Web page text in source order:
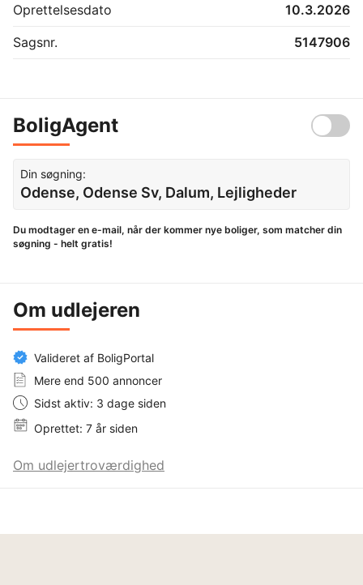
Oprettelsesdato
10.3.2026
Sagsnr.
5147906
BoligAgent
Din søgning:
Odense, Odense Sv, Dalum, Lejligheder
Du modtager en e-mail, når der kommer nye boliger, som matcher din
søgning - helt gratis!
Om udlejeren
Valideret af BoligPortal
Mere end 500 annoncer
Sidst aktiv: 3 dage siden
Oprettet: 7 år siden
Om udlejertroværdighed